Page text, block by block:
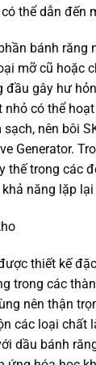
thể dẫn đến
bánh răng
mỡ cũ hoặc
đầu gây hư
nhỏ có thể
nên bôi
Generator.
thế trong các
năng lặp
thiết kế
trong các
nên thận
các loại chất
dầu bánh